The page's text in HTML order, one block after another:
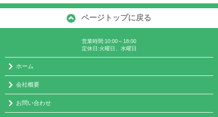
ページトップに戻る
営業時間:10:00～18:00
定休日:火曜日、水曜日
ホーム
会社概要
お問い合わせ